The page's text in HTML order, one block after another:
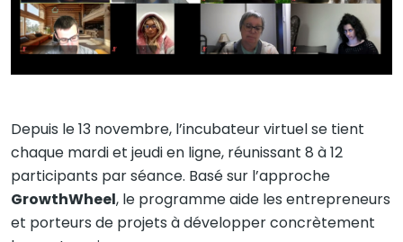
Depuis le 13 novembre, l’incubateur virtuel se tient
chaque mardi et jeudi en ligne, réunissant 8 à 12
participants par séance. Basé sur l’approche
GrowthWheel, le programme aide les entrepreneurs
et porteurs de projets à développer concrètement